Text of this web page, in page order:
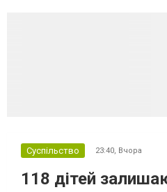
Суспільство 23:40, Вчора
118 дітей